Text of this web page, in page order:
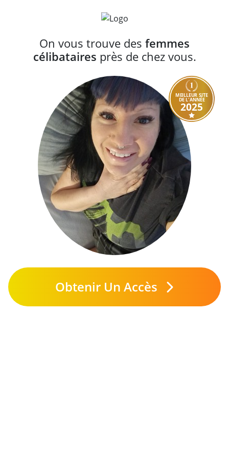
On vous trouve des femmes
célibataires près de chez vous.
MEILLEUR SITE
DE L'ANNÉE
2025
Obtenir Un Accès